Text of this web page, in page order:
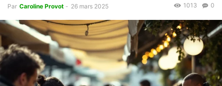
Par Caroline Provot - 26 mars 2025 0
1013